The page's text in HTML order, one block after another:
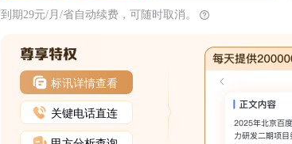
到期29元/月/省自动续费，可随时取消。
标讯详情查看
关键电话直连